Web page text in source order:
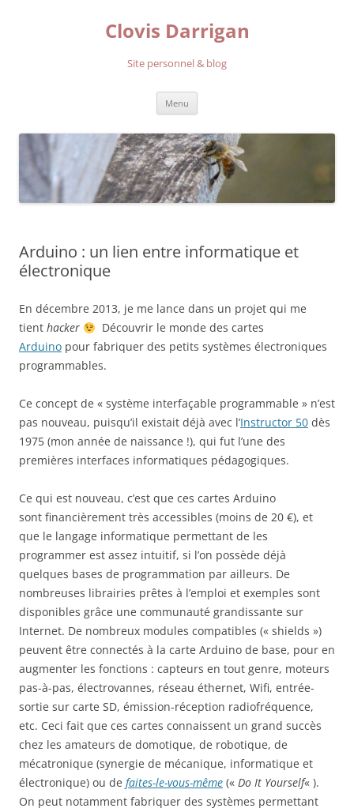
Clovis Darrigan
Site personnel & blog
Menu
Arduino : un lien entre informatique et
électronique
En décembre 2013, je me lance dans un projet qui me
tient hacker
Découvrir le monde des cartes
Arduino pour fabriquer des petits systèmes électroniques
programmables.
Ce concept de « système interfaçable programmable » n’est
pas nouveau, puisqu’il existait déjà avec l’Instructor 50 dès
1975 (mon année de naissance !), qui fut l’une des
premières interfaces informatiques pédagogiques.
Ce qui est nouveau, c’est que ces cartes Arduino
sont financièrement très accessibles (moins de 20 €), et
que le langage informatique permettant de les
programmer est assez intuitif, si l’on possède déjà
quelques bases de programmation par ailleurs. De
nombreuses librairies prêtes à l’emploi et exemples sont
disponibles grâce une communauté grandissante sur
Internet. De nombreux modules compatibles (« shields »)
peuvent être connectés à la carte Arduino de base, pour en
augmenter les fonctions : capteurs en tout genre, moteurs
pas-à-pas, électrovannes, réseau éthernet, Wifi, entrée-
sortie sur carte SD, émission-réception radiofréquence,
etc. Ceci fait que ces cartes connaissent un grand succès
chez les amateurs de domotique, de robotique, de
mécatronique (synergie de mécanique, informatique et
électronique) ou de faites-le-vous-même (« Do It Yourself« ).
On peut notamment fabriquer des systèmes permettant